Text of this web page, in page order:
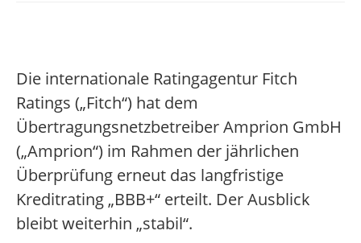
Die internationale Ratingagentur Fitch
Ratings („Fitch“) hat dem
Übertragungsnetzbetreiber Amprion GmbH
(„Amprion“) im Rahmen der jährlichen
Überprüfung erneut das langfristige
Kreditrating „BBB+“ erteilt. Der Ausblick
bleibt weiterhin „stabil“.